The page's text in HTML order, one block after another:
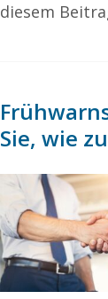
diesem
Sie, wie